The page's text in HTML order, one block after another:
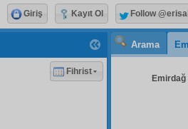
Arama
Emirdağ
Fihrist
Giriş Kayıt Ol Follow